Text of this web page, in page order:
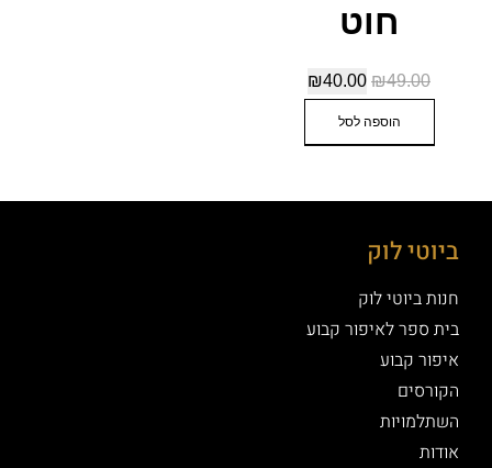
חוט
₪49.00
₪40.00
הוספה לסל
ביוטי לוק
חנות ביוטי לוק
בית ספר לאיפור קבוע
איפור קבוע
הקורסים
השתלמויות
אודות